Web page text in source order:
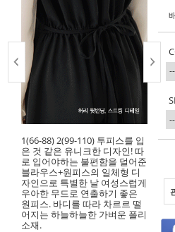
1(66-88) 2(99-110) 투피스를 입
은 것 같은 유니크한 디자인! 따
로 입어야하는 불편함을 덜어준
블라우스+원피스의 일체형 디
자인으로 특별한 날 여성스럽게
우아한 무드로 연출하기 좋은
원피스. 바디를 따라 차르르 떨
어지는 하늘하늘한 가벼운 폴리
소재.